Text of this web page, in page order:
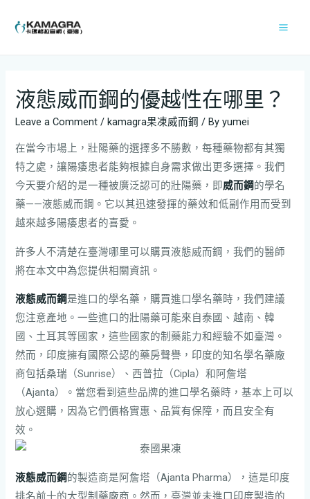
液態威而鋼的優越性在哪里？
Leave a Comment /kamagra果凍威而鋼 / Byyumei
在當今市場上，壯陽藥的選擇多不勝數，每種藥物都有其獨
特之處，讓陽痿患者能夠根據自身需求做出更多選擇。我們
今天要介紹的是一種被廣泛認可的壯陽藥，即威而鋼的學名
藥——液態威而鋼。它以其迅速發揮的藥效和低副作用而受到
越來越多陽痿患者的喜愛。
許多人不清楚在臺灣哪里可以購買液態威而鋼，我們的醫師
將在本文中為您提供相關資訊。
液態威而鋼是進口的學名藥，購買進口學名藥時，我們建議
您注意產地。一些進口的壯陽藥可能來自泰國、越南、韓
國、土耳其等國家，這些國家的制藥能力和經驗不如臺灣。
然而，印度擁有國際公認的藥房聲譽，印度的知名學名藥廠
商包括桑瑞（Sunrise）、西普拉（Cipla）和阿詹塔
（Ajanta）。當您看到這些品牌的進口學名藥時，基本上可以
放心選購，因為它們價格實惠、品質有保障，而且安全有
效。
液態威而鋼的製造商是阿詹塔（Ajanta Pharma），這是印度
排名前十的大型制藥廠商。然而，臺灣並未進口印度製造的